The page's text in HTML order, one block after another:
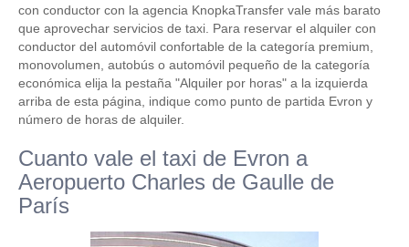
con conductor con la agencia KnopkaTransfer vale más barato
que aprovechar servicios de taxi. Para reservar el alquiler con
conductor del automóvil confortable de la categoría premium,
monovolumen, autobús o automóvil pequeño de la categoría
económica elija la pestaña "Alquiler por horas" a la izquierda
arriba de esta página, indique como punto de partida Evron y
número de horas de alquiler.
Cuanto vale el taxi de Evron a
Aeropuerto Charles de Gaulle de
París